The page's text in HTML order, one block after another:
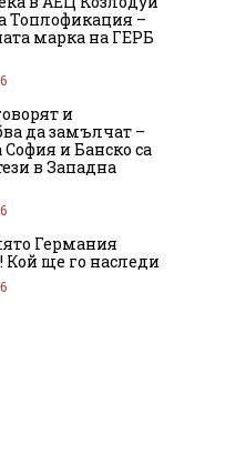
Топлофикация –
марка на ГЕРБ
и
да замълчат –
и Банско са
в Западна
Германия
Кой ще го наследи